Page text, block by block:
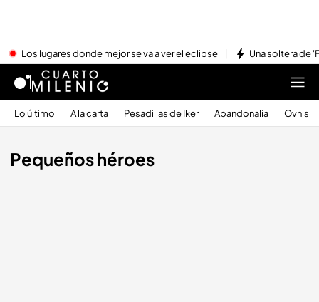
Los lugares donde mejor se va a ver el eclipse Una soltera de
Lo último A la carta Pesadillas de Iker Abandonalia Ovnis
Pequeños héroes